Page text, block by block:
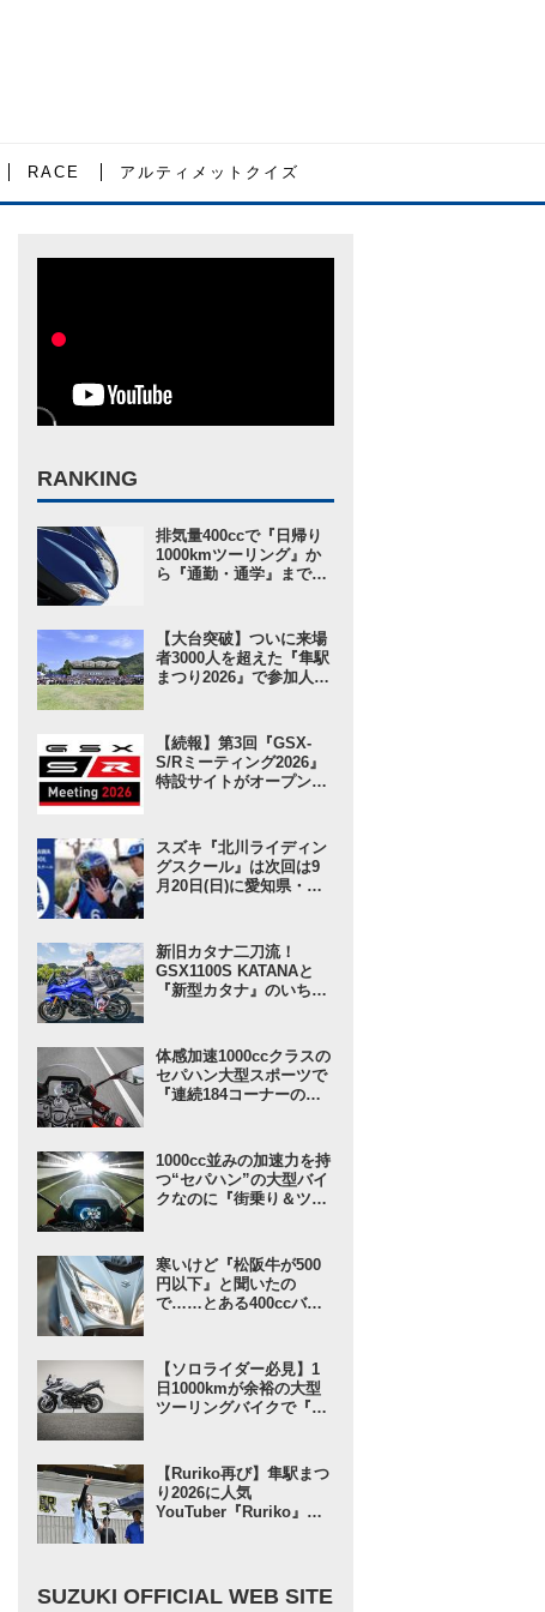
RACE アルティメットクイズ
RANKING
排気量400ccで『日帰り
1000kmツーリング』か
ら『通勤・通学』まで1
変更を受けても価格はす
え置き!? 今となっては逆
にリーズナブルかも……
【スズキのバイク！ の新
【大台突破】ついに来場
者3000人を超えた『隼駅
まつり2026』で参加人数
ク！ のイベントニュース
／隼駅まつり2026】
【続報】第3回『GSX-
S/Rミーティング2026』
特設サイトがオープン！
リーム」な……!? 【スズ
キのバイク！ のイベント
ニュース】
スズキ『北川ライディン
グスクール』は次回は9
月20日(日)に愛知県・豊
のバイク！ のイベントニ
ュース】
新旧カタナ二刀流！
GSX1100S KATANAと
『新型カタナ』のいちば
スズキ乗り突撃インタビ
ュー】
体感加速1000ccクラスの
セパハン大型スポーツで
『連続184コーナーの
った。【SUZUKI GSX-
8R 試乗インプレ・レビ
ュー 中編】
1000cc並みの加速力を持
つ“セパハン”の大型バイ
クなのに『街乗り＆ツー
ぎる1台』はコレじゃな
いか？【SUZUKI GSX-
8R／インプレ・レビュー
前編】
寒いけど『松阪牛が500
円以下』と聞いたの
で……とある400ccバイ
バーグマン400 ／ インプ
レ・レビュー① 出発編】
【ソロライダー必見】1
日1000kmが余裕の大型
ツーリングバイクで『ス
きた……【スズキ GSX-
S1000GT／ツーリングイ
ンプレ・レビュー 前編】
【Ruriko再び】隼駅まつ
り2026に人気
YouTuber『Ruriko』さ
ス】
SUZUKI OFFICIAL WEB SITE